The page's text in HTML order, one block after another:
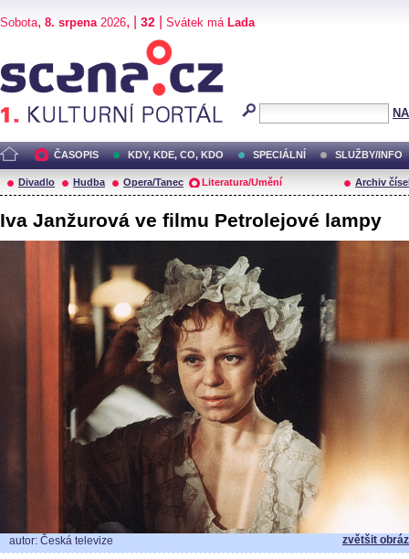
Sobota, 8. srpena2026, | 32 Svátek má Lada
ČASOPIS KDY, KDE, CO, KDO SPECIÁLNÍ SLUŽBY/INFO
Divadlo Hudba Opera/Tanec Literatura/Umění Archiv
Iva Janžurová ve filmu Petrolejové lampy
autor: Česká televize zvětšit